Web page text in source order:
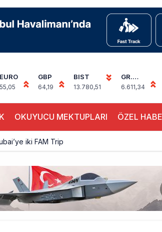
EURO
55,05
GBP
64,19
BIST
13.780,51
GR.
ALTIN
6.611,34
OKUYUCU MEKTUPLARI ÖZEL
iki FAM Trip
açıkladı: 204 yeni sipariş
girdi: 3 yolcu indirildi